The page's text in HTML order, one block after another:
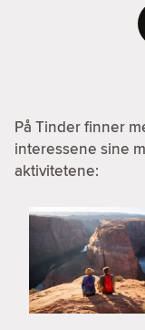
På Tinder finner
interessene sine
aktivitetene: